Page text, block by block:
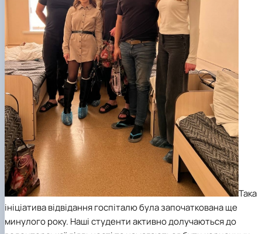
Така
ініціатива відвідання госпіталю була започаткована ще
минулого року. Наші студенти активно долучаються до